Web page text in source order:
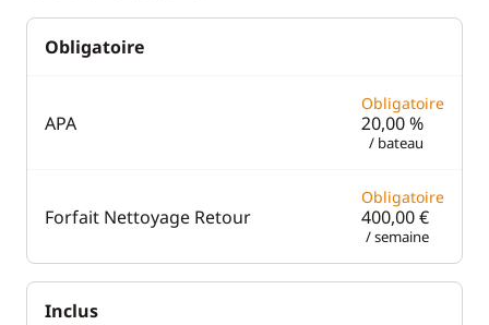
Panneaux solaires
Plateforme de bain
Obligatoire
APA
Obligatoire
20,00 %
/ bateau
Forfait Nettoyage Retour
Obligatoire
400,00 €
/ semaine
Inclus